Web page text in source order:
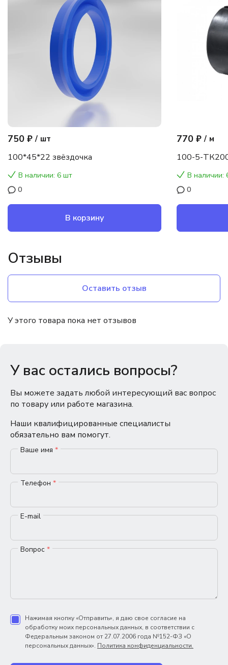
750 ₽ / шт
100*45*22 звёздочка
В наличии: 6 шт
0
В корзину
770 ₽ / м
100-5-
В наличии:
0
Отзывы
Оставить отзыв
У этого товара пока нет отзывов
У вас остались вопросы?
Вы можете задать любой интересующий вас вопрос
по товару или работе магазина.
Наши квалифицированные специалисты
обязательно вам помогут.
Ваше имя *
Телефон *
E-mail
Вопрос *
Нажимая кнопку «Отправить», я даю свое согласие на
обработку моих персональных данных, в соответствии с
Федеральным законом от 27.07.2006 года №152-ФЗ «О
персональных данных». Политика конфиденциальности.